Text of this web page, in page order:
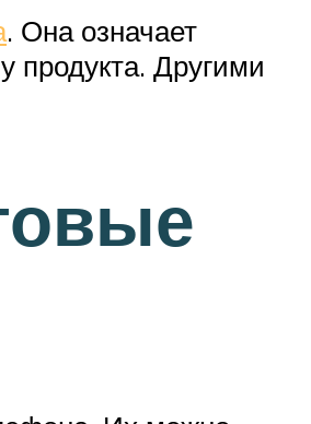
. Она означает
продукта. Другими